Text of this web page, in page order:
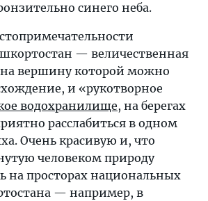
синего неба.
— величественная
вершину которой можно
и «рукотворное
водохранилище, на берегах
расслабиться в одном
Очень красивую и, что
человеком природу
на просторах национальных
— например, в